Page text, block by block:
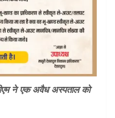
ने एक अवैध अस्पताल को